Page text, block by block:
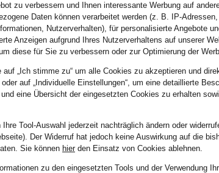
249,99 €
zu verbessern und Ihnen interessante Werbung auf
Daten können verarbeitet werden (z. B. IP-
Nutzerverhalten), für personalisierte Angebote
Anzeigen aufgrund Ihres Nutzerverhaltens auf unserer
diese für Sie zu verbessern oder zur Optimierung der
auf „Ich stimme zu“ um alle Cookies zu akzeptieren und
auf „Individuelle Einstellungen“, um eine detaillierte
und eine Übersicht der eingesetzten Cookies zu erhalten
Ihre Tool-Auswahl jederzeit nachträglich ändern oder
Der Widerruf hat jedoch keine Auswirkung auf die
Sie können hierden Einsatz von Cookies ablehnen.
zu den eingesetzten Tools und der Verwendung